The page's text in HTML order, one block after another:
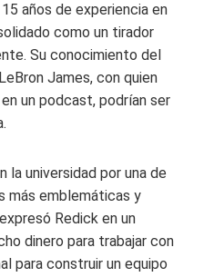
años de experiencia en
como un tirador
Su conocimiento del
James, con quien
un podcast, podrían ser
la universidad por una de
más emblemáticas y
Redick en un
dinero para trabajar con
para construir un equipo